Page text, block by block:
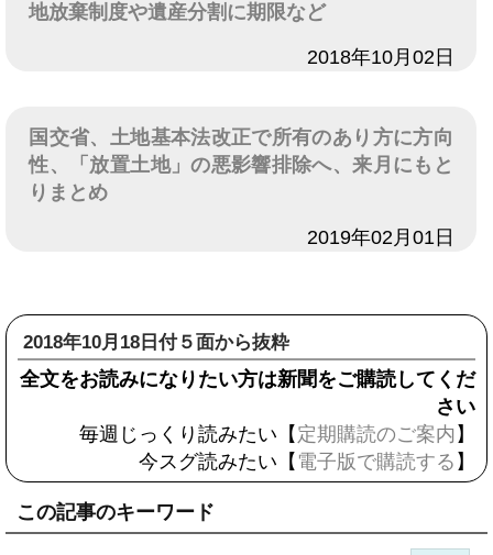
地放棄制度や遺産分割に期限など
2018年10月02日
国交省、土地基本法改正で所有のあり方に方向
性、「放置土地」の悪影響排除へ、来月にもと
りまとめ
2019年02月01日
2018年10月18日付５面から抜粋
全文をお読みになりたい方は新聞をご購読してくだ
さい
毎週じっくり読みたい【 定期購読のご案内 】
今スグ読みたい【 電子版で購読する 】
この記事のキーワード